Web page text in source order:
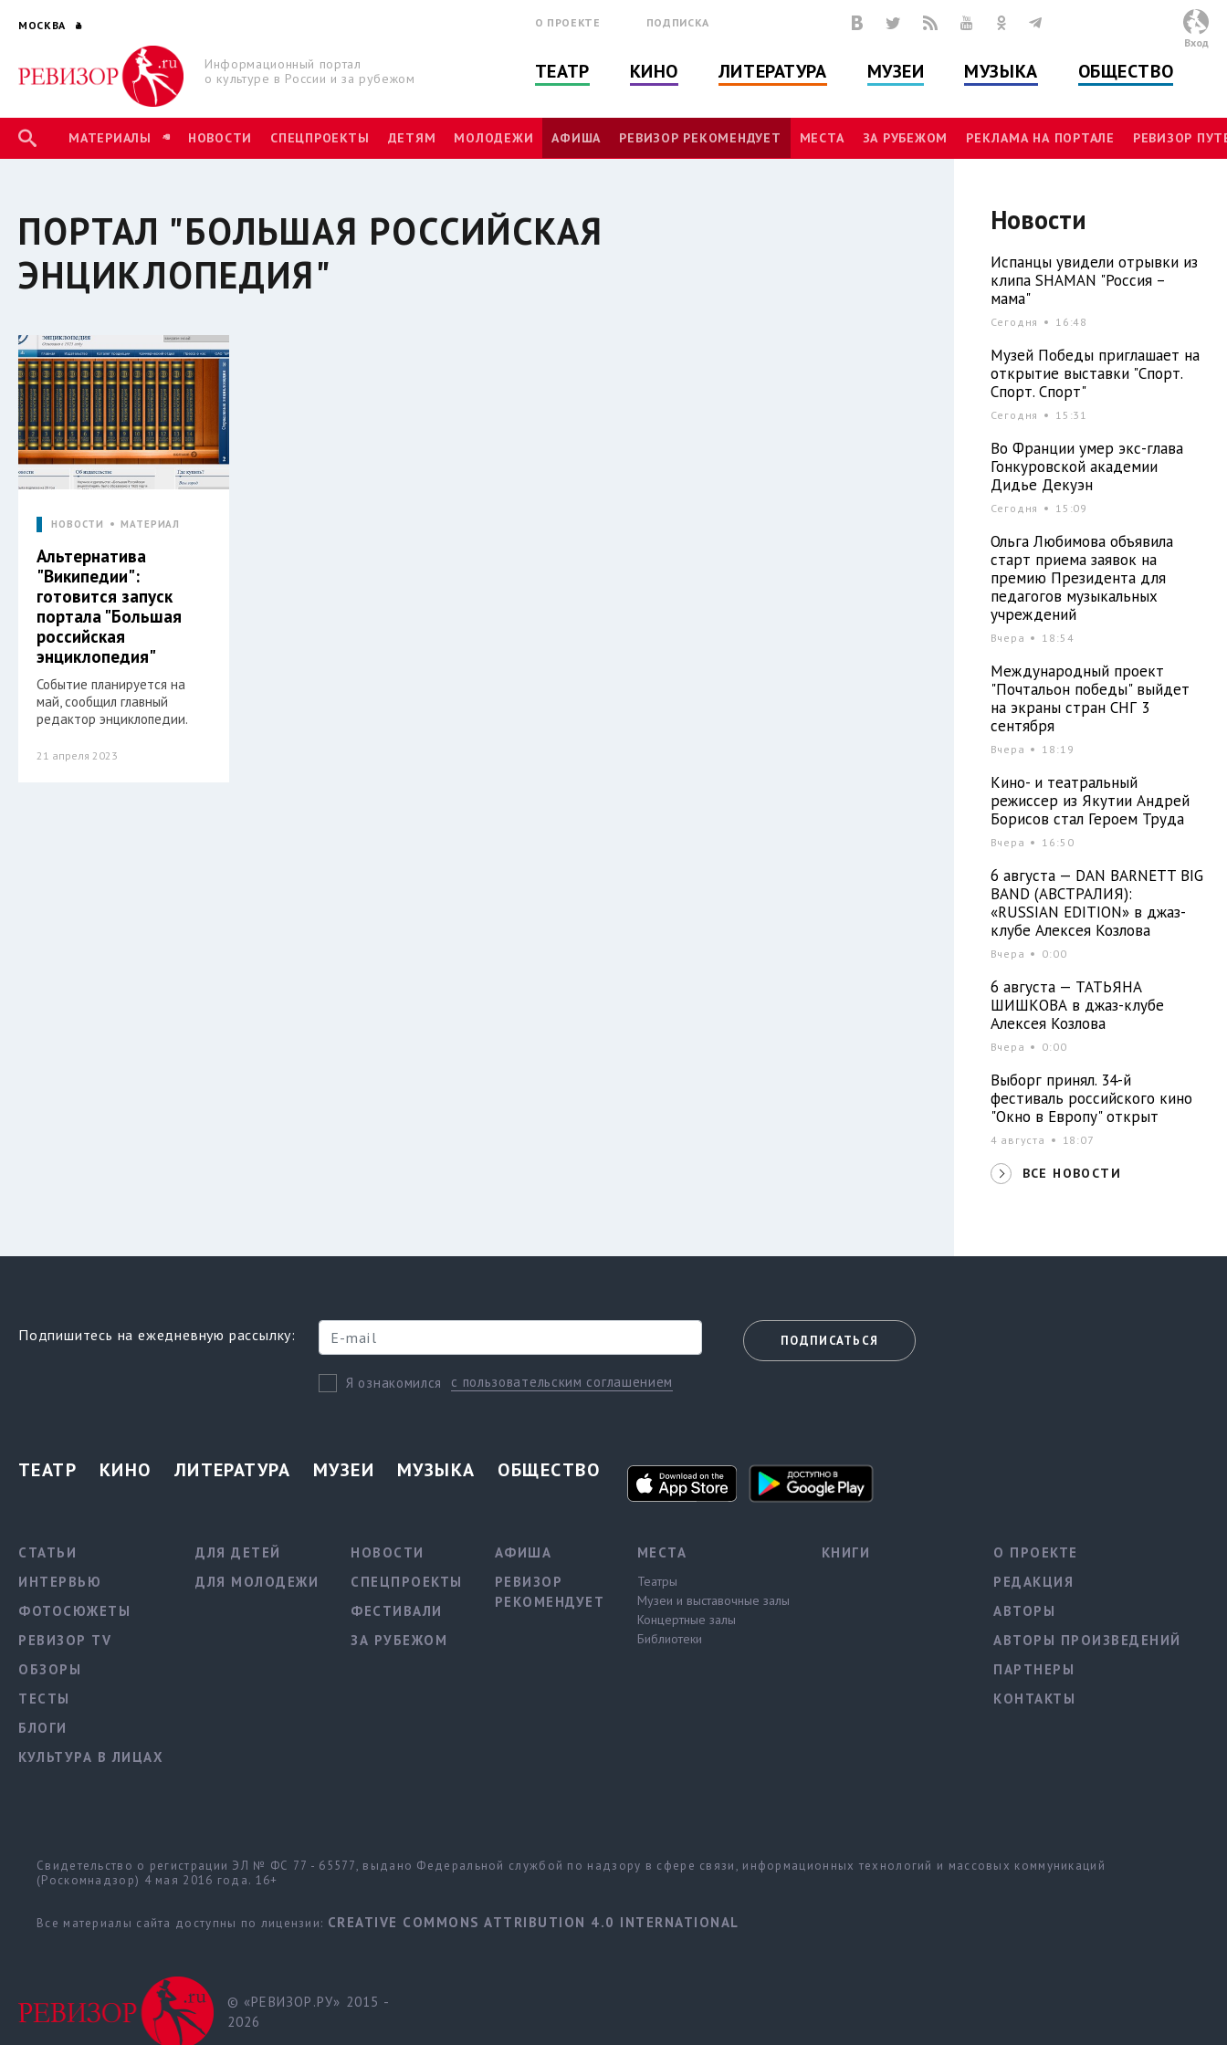
МОСКВА
Информационный портал
о культуре в России и за рубежом
О ПРОЕКТЕ ПОДПИСКА
ТЕАТР КИНО ЛИТЕРАТУРА МУЗЕИ МУЗЫКА ОБЩЕСТВО
Вход
МАТЕРИАЛЫ НОВОСТИ СПЕЦПРОЕКТЫ ДЕТЯМ МОЛОДЕЖИ АФИША РЕВИЗОР РЕКОМЕНДУЕТ МЕСТА ЗА РУБЕЖОМ РЕКЛАМА НА ПОРТАЛЕ РЕВИЗОР
ПОРТАЛ "БОЛЬШАЯ РОССИЙСКАЯ
ЭНЦИКЛОПЕДИЯ"
НОВОСТИ МАТЕРИАЛ
Альтернатива
"Википедии":
готовится запуск
портала "Большая
российская
энциклопедия"
Событие планируется на
май, сообщил главный
редактор энциклопедии.
21 апреля 2023
Новости
Испанцы увидели отрывки из
клипа SHAMAN "Россия –
мама"
Сегодня 16:48
Музей Победы приглашает на
открытие выставки "Спорт.
Спорт. Спорт"
Сегодня 15:31
Во Франции умер экс-глава
Гонкуровской академии
Дидье Декуэн
Сегодня 15:09
Ольга Любимова объявила
старт приема заявок на
премию Президента для
педагогов музыкальных
учреждений
Вчера 18:54
Международный проект
"Почтальон победы" выйдет
на экраны стран СНГ 3
сентября
Вчера 18:19
Кино- и театральный
режиссер из Якутии Андрей
Борисов стал Героем Труда
Вчера 16:50
6 августа — DAN BARNETT BIG
BAND (АВСТРАЛИЯ):
«RUSSIAN EDITION» в джаз-
клубе Алексея Козлова
Вчера 0:00
6 августа — ТАТЬЯНА
ШИШКОВА в джаз-клубе
Алексея Козлова
Вчера 0:00
Выборг принял. 34-й
фестиваль российского кино
"Окно в Европу" открыт
4 августа 18:07
ВСЕ НОВОСТИ
Подпишитесь на ежедневную рассылку:
Я ознакомился с пользовательским соглашением
ПОДПИСАТЬСЯ
ТЕАТР КИНО ЛИТЕРАТУРА МУЗЕИ МУЗЫКА ОБЩЕСТВО
СТАТЬИ
ИНТЕРВЬЮ
ФОТОСЮЖЕТЫ
РЕВИЗОР TV
ОБЗОРЫ
ТЕСТЫ
БЛОГИ
КУЛЬТУРА В ЛИЦАХ
ДЛЯ ДЕТЕЙ
ДЛЯ МОЛОДЕЖИ
НОВОСТИ
СПЕЦПРОЕКТЫ
ФЕСТИВАЛИ
ЗА РУБЕЖОМ
АФИША
РЕВИЗОР
РЕКОМЕНДУЕТ
МЕСТА
Театры
Музеи и выставочные залы
Концертные залы
Библиотеки
КНИГИ
О ПРОЕКТЕ
РЕДАКЦИЯ
АВТОРЫ
АВТОРЫ ПРОИЗВЕДЕНИЙ
ПАРТНЕРЫ
КОНТАКТЫ
Свидетельство о регистрации ЭЛ № ФС 77 - 65577, выдано Федеральной службой по надзору в сфере связи, информационных технологий и массовых коммуникаций
(Роскомнадзор) 4 мая 2016 года. 16+
Все материалы сайта доступны по лицензии: CREATIVE COMMONS ATTRIBUTION 4.0 INTERNATIONAL
© «РЕВИЗОР.РУ» 2015 -
2026